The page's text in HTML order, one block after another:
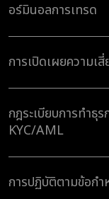
อร์มินอลการเทรด
การเปิดเผยความเสี่
กฎระเบียบการทำธุ
KYC/AML
การปฏิบัติตามข้อก